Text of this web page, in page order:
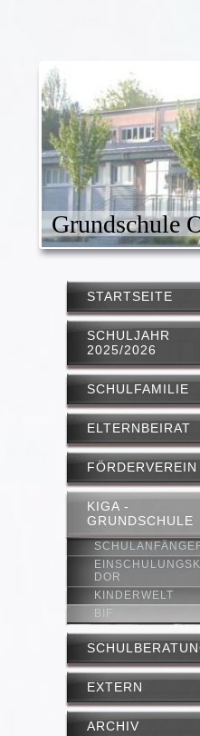
Grundschule
STARTSEITE
SCHULJAHR
2025/2026
SCHULFAMILIE
ELTERNBEIRAT
FÖRDERVEREIN
KIGA -
GRUNDSCHULE
DOR
KINDERWELT
BIF
EXTERN
ARCHIV